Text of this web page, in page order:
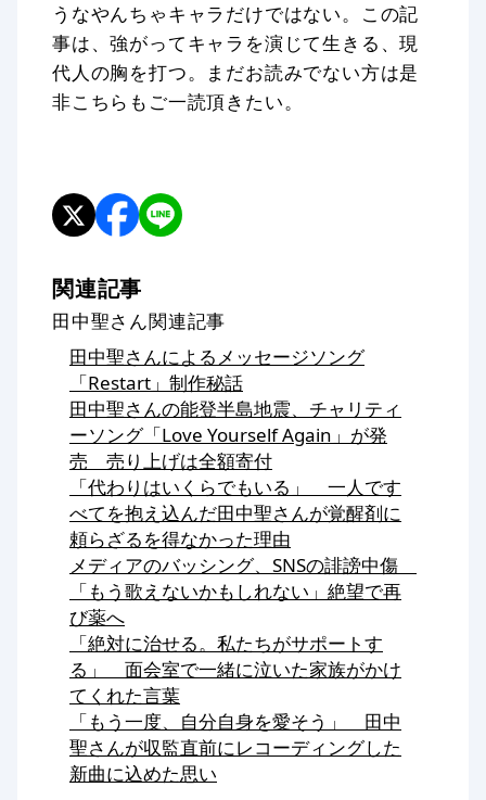
うなやんちゃキャラだけではない。この記
事は、強がってキャラを演じて生きる、現
代人の胸を打つ。まだお読みでない方は是
非こちらもご一読頂きたい。
関連記事
田中聖さん関連記事
田中聖さんによるメッセージソング
「Restart」制作秘話
田中聖さんの能登半島地震、チャリティ
ーソング「Love Yourself Again」が発
売 売り上げは全額寄付
「代わりはいくらでもいる」 一人です
べてを抱え込んだ田中聖さんが覚醒剤に
頼らざるを得なかった理由
メディアのバッシング、SNSの誹謗中傷
「もう歌えないかもしれない」絶望で再
び薬へ
「絶対に治せる。私たちがサポートす
る」 面会室で一緒に泣いた家族がかけ
てくれた言葉
「もう一度、自分自身を愛そう」 田中
聖さんが収監直前にレコーディングした
新曲に込めた思い